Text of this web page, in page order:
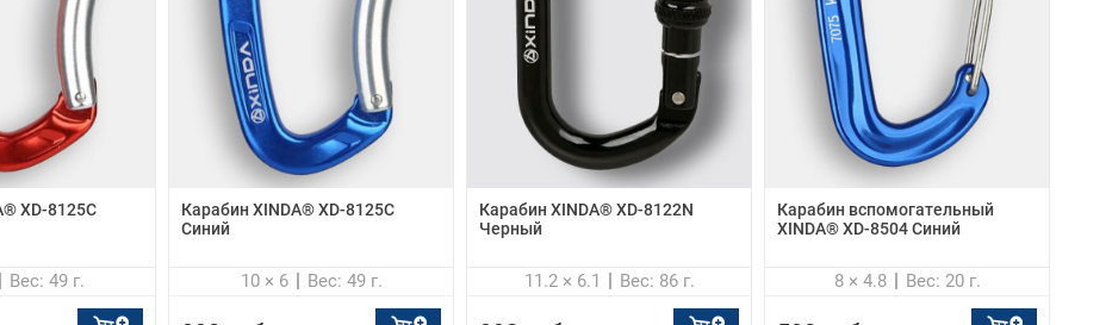
XD-8125C
Вес: 49 г.
Карабин XINDA® XD-8125C
Синий
10 × 6 Вес: 49 г.
Карабин XINDA® XD-8122N
Черный
11.2 × 6.1 Вес: 86 г.
Карабин вспомогательный
XINDA® XD-8504 Синий
8 × 4.8 Вес: 20 г.